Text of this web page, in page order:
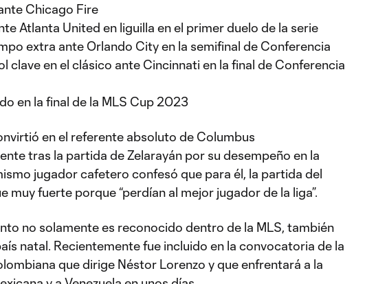
Chicago Fire
Atlanta United en liguilla en el primer duelo de la serie
extra ante Orlando City en la semifinal de Conferencia
clave en el clásico ante Cincinnati en la final de Conferencia
en la final de la MLS Cup 2023
en el referente absoluto de Columbus
tras la partida de Zelarayán por su desempeño en la
jugador cafetero confesó que para él, la partida del
muy fuerte porque “perdían al mejor jugador de la liga”.
no solamente es reconocido dentro de la MLS, también
natal. Recientemente fue incluido en la convocatoria de la
que dirige Néstor Lorenzo y que enfrentará a la